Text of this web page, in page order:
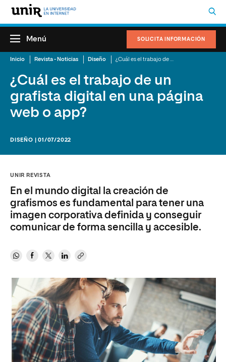
SOLICITA INFORMACIÓN
Menú
Inicio Revista - Noticias Diseño
¿Cuál es el trabajo de un
grafista digital en una página
web o app?
DISEÑO | 01/07/2022
UNIR REVISTA
En el mundo digital la creación de
grafismos es fundamental para tener una
imagen corporativa definida y conseguir
comunicar de forma sencilla y accesible.